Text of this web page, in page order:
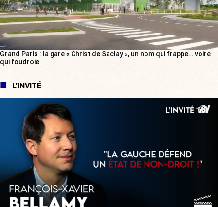
Grand Paris : la gare « Christ de Saclay », un nom qui frappe… voire
qui foudroie
L'INVITÉ